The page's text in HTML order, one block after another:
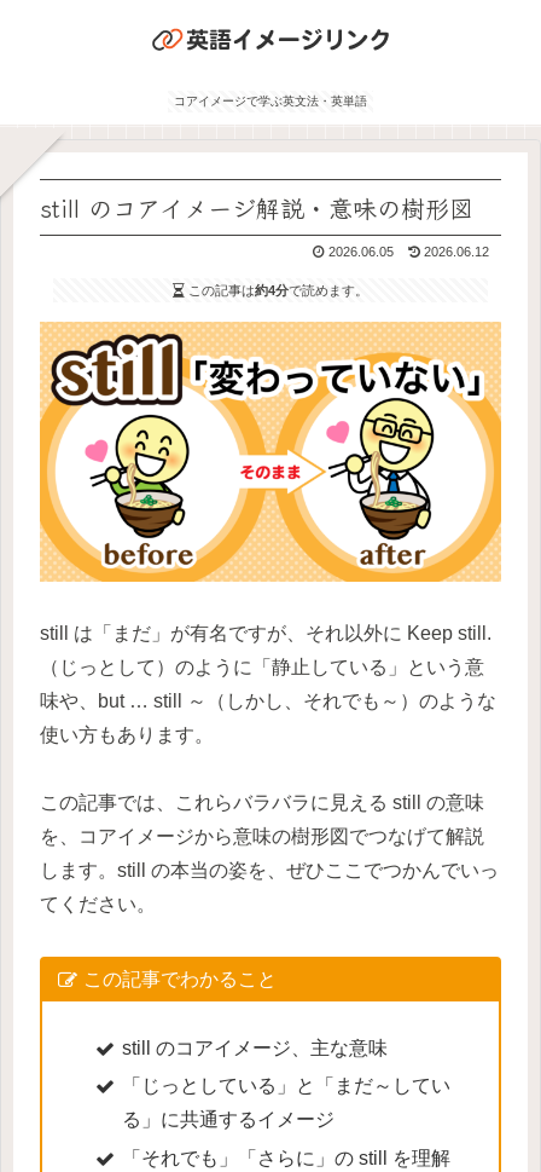
コアイメージで学ぶ英文法・英単語
still のコアイメージ解説・意味の樹形図
2026.06.05 2026.06.12
この記事は約4分で読めます。
still は「まだ」が有名ですが、それ以外に Keep still.
（じっとして）のように「静止している」という意
味や、but … still ～（しかし、それでも～）のような
使い方もあります。
この記事では、これらバラバラに見える still の意味
を、コアイメージから意味の樹形図でつなげて解説
します。still の本当の姿を、ぜひここでつかんでいっ
てください。
この記事でわかること
still のコアイメージ、主な意味
「じっとしている」と「まだ～してい
る」に共通するイメージ
「それでも」「さらに」の still を理解